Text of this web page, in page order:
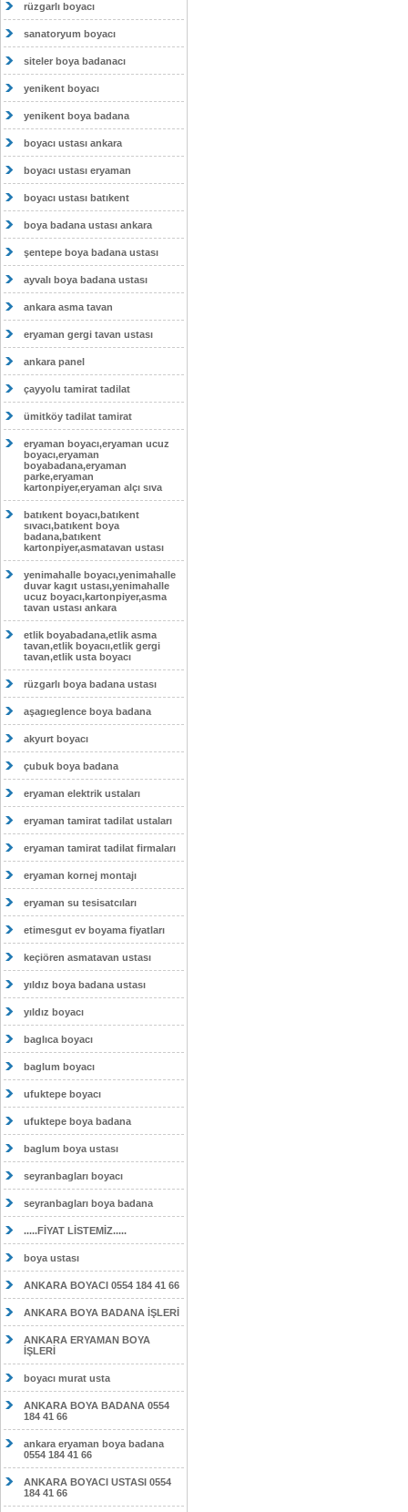
rüzgarlı boyacı
sanatoryum boyacı
siteler boya badanacı
yenikent boyacı
yenikent boya badana
boyacı ustası ankara
boyacı ustası eryaman
boyacı ustası batıkent
boya badana ustası ankara
şentepe boya badana ustası
ayvalı boya badana ustası
ankara asma tavan
eryaman gergi tavan ustası
ankara panel
çayyolu tamirat tadilat
ümitköy tadilat tamirat
eryaman boyacı,eryaman ucuz
boyacı,eryaman
boyabadana,eryaman
parke,eryaman
kartonpiyer,eryaman alçı sıva
batıkent boyacı,batıkent
sıvacı,batıkent boya
badana,batıkent
kartonpiyer,asmatavan ustası
yenimahalle boyacı,yenimahalle
duvar kagıt ustası,yenimahalle
ucuz boyacı,kartonpiyer,asma
tavan ustası ankara
etlik boyabadana,etlik asma
tavan,etlik boyacıı,etlik gergi
tavan,etlik usta boyacı
rüzgarlı boya badana ustası
aşagıeglence boya badana
akyurt boyacı
çubuk boya badana
eryaman elektrik ustaları
eryaman tamirat tadilat ustaları
eryaman tamirat tadilat firmaları
eryaman kornej montajı
eryaman su tesisatcıları
etimesgut ev boyama fiyatları
keçiören asmatavan ustası
yıldız boya badana ustası
yıldız boyacı
baglıca boyacı
baglum boyacı
ufuktepe boyacı
ufuktepe boya badana
baglum boya ustası
seyranbagları boyacı
seyranbagları boya badana
.....FİYAT LİSTEMİZ.....
boya ustası
ANKARA BOYACI 0554 184 41 66
ANKARA BOYA BADANA İŞLERİ
ANKARA ERYAMAN BOYA
İŞLERİ
boyacı murat usta
ANKARA BOYA BADANA 0554
184 41 66
ankara eryaman boya badana
0554 184 41 66
ANKARA BOYACI USTASI 0554
184 41 66